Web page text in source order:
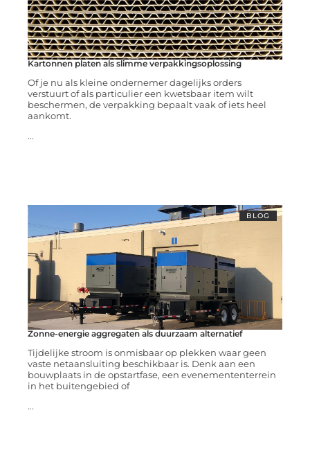
Kartonnen platen als slimme verpakkingsoplossing
Of je nu als kleine ondernemer dagelijks orders
verstuurt of als particulier een kwetsbaar item wilt
beschermen, de verpakking bepaalt vaak of iets heel
aankomt.
...
BLOG
Zonne-energie aggregaten als duurzaam alternatief
Tijdelijke stroom is onmisbaar op plekken waar geen
vaste netaansluiting beschikbaar is. Denk aan een
bouwplaats in de opstartfase, een evenemententerrein
in het buitengebied of
...